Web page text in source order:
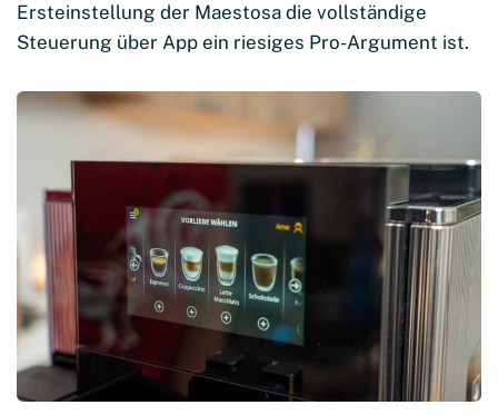
Ersteinstellung der Maestosa die vollständige
Steuerung über App ein riesiges Pro-Argument ist.